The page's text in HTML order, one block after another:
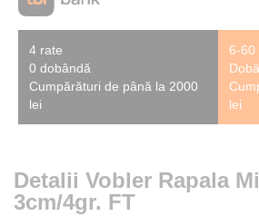
4 rate
0 dobândă
Cumpărături de până la 2000
lei
6-60
lei
Detalii Vobler Rapala
3cm/4gr. FT